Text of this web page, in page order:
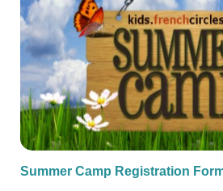
Summer Camp Registration